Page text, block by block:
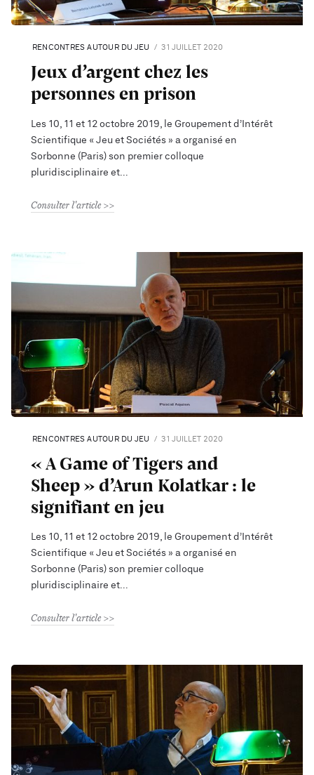
RENCONTRES AUTOUR DU JEU 31 JUILLET 2020
Jeux d’argent chez les
personnes en prison
Les 10, 11 et 12 octobre 2019, le Groupement d’Intérêt
Scientifique « Jeu et Sociétés » a organisé en
Sorbonne (Paris) son premier colloque
pluridisciplinaire et
Consulter l'article
RENCONTRES AUTOUR DU JEU 31 JUILLET 2020
« A Game of Tigers and
Sheep » d’Arun Kolatkar : le
signifiant en jeu
Les 10, 11 et 12 octobre 2019, le Groupement d’Intérêt
Scientifique « Jeu et Sociétés » a organisé en
Sorbonne (Paris) son premier colloque
pluridisciplinaire et
Consulter l'article